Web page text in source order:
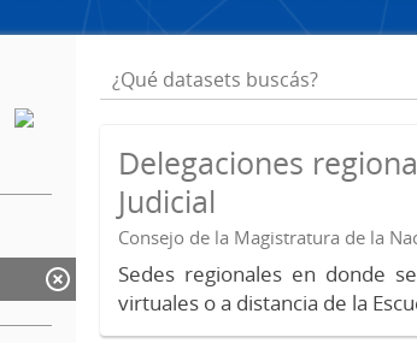
Delegaciones
Judicial
Consejo de la Magistratura de la
Sedes regionales en donde
virtuales o a distancia de la